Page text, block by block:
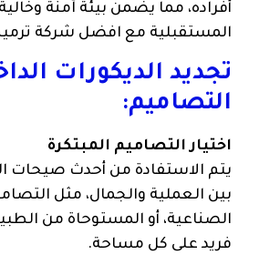
أفراده، مما يضمن بيئة آمنة
المستقبلية مع افضل شركة
تجديد الديكورات
التصاميم:
اختيار التصاميم المبتكرة
يتم الاستفادة من أحدث صيحات
بين العملية والجمال، مثل
الصناعية، أو المستوحاة من
فريد على كل مساحة.